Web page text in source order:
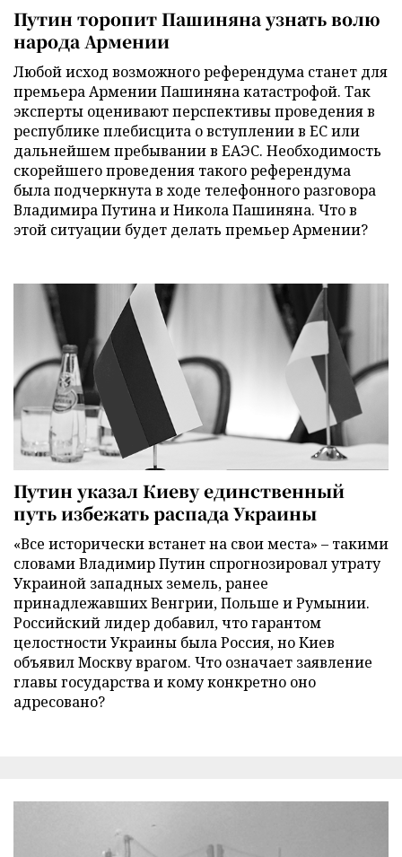
Путин торопит Пашиняна узнать волю
народа Армении
Любой исход возможного референдума станет для
премьера Армении Пашиняна катастрофой. Так
эксперты оценивают перспективы проведения в
республике плебисцита о вступлении в ЕС или
дальнейшем пребывании в ЕАЭС. Необходимость
скорейшего проведения такого референдума
была подчеркнута в ходе телефонного разговора
Владимира Путина и Никола Пашиняна. Что в
этой ситуации будет делать премьер Армении?
Путин указал Киеву единственный
путь избежать распада Украины
«Все исторически встанет на свои места» – такими
словами Владимир Путин спрогнозировал утрату
Украиной западных земель, ранее
принадлежавших Венгрии, Польше и Румынии.
Российский лидер добавил, что гарантом
целостности Украины была Россия, но Киев
объявил Москву врагом. Что означает заявление
главы государства и кому конкретно оно
адресовано?